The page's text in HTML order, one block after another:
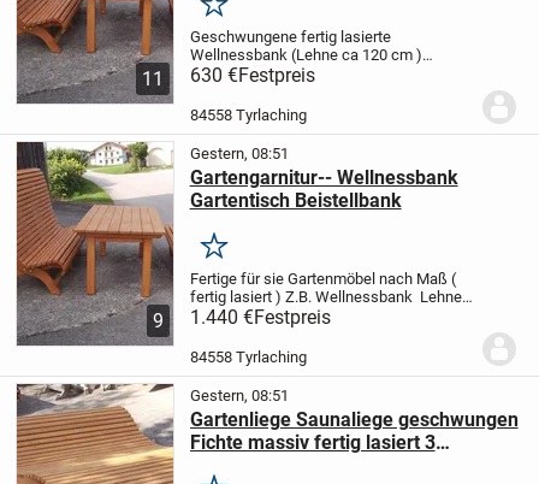
11
Merken
Geschwungene fertig lasierte
Wellnessbank (Lehne ca 120 cm )
Rückenschonendes Sitzen!!! . Länge ca
ABHOLPREIS in 84558
TYRLACHING ( Bayern )
630 .- Euro...
630 €Festpreis
84558 Tyrlaching
9
Gestern, 08:51
Gartengarnitur-- Wellnessbank
Gartentisch Beistellbank
Merken
Fertige für sie Gartenmöbel nach Maß (
fertig lasiert ) Z.B. Wellnessbank Lehne
ca 125 cm hoch Länge ca 2,0 m 630.-
Tisch ca 200 x 90x73 cm 590.-
EuroBeistellbank ca 2,0 m ...
1.440 €Festpreis
84558 Tyrlaching
Gestern, 08:51
Gartenliege Saunaliege geschwungen
Fichte massiv fertig lasiert 3